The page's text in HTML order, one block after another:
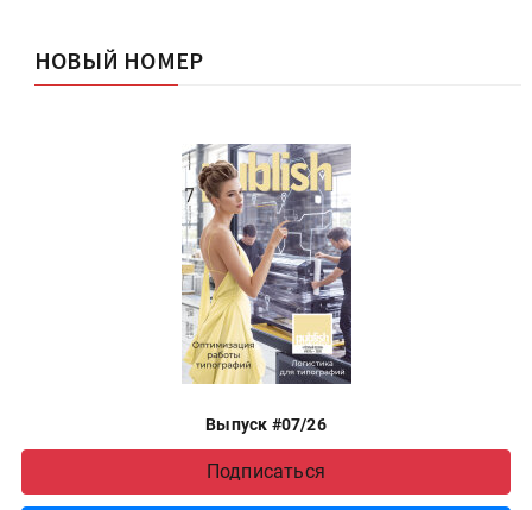
НОВЫЙ НОМЕР
Выпуск #07/26
Подписаться